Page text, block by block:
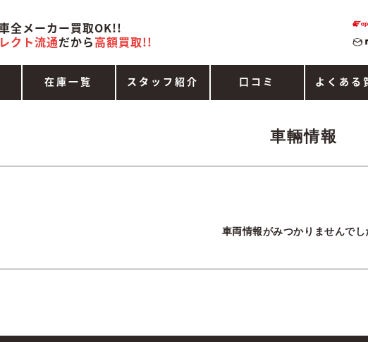
全メーカー買取OK!!
クト流通だから高額買取!!
在庫一覧 スタッフ紹介 口コミ よくある
車輛情報
車両情報がみつかりませんでし